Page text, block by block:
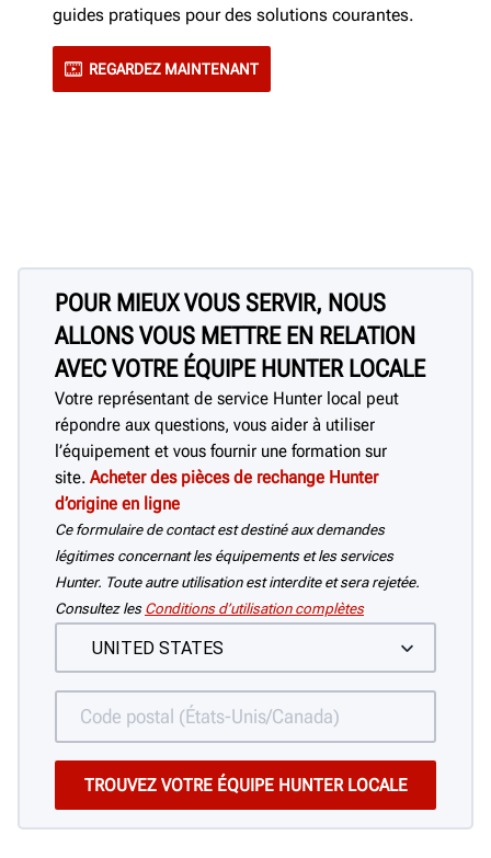
guides pratiques pour des solutions courantes.
REGARDEZ MAINTENANT
POUR MIEUX VOUS SERVIR, NOUS
ALLONS VOUS METTRE EN RELATION
AVEC VOTRE ÉQUIPE HUNTER LOCALE
Votre représentant de service Hunter local peut
répondre aux questions, vous aider à utiliser
l’équipement et vous fournir une formation sur
site. Acheter des pièces de rechange Hunter
d’origine en ligne
Ce formulaire de contact est destiné aux demandes
légitimes concernant les équipements et les services
Hunter. Toute autre utilisation est interdite et sera rejetée.
Consultez les Conditions d’utilisation complètes